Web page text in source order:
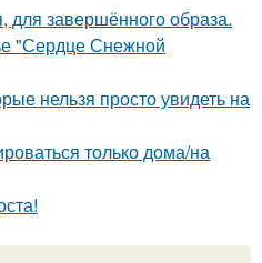
для завершённого образа.
"Сердце Снежной
нельзя просто увидеть на
только дома/на